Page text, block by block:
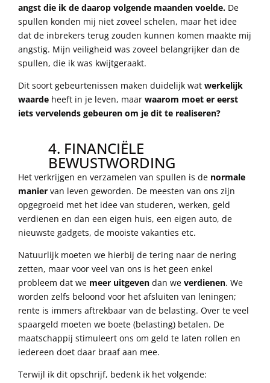
angst die ik de daarop volgende maanden voelde. De
spullen konden mij niet zoveel schelen, maar het idee
dat de inbrekers terug zouden kunnen komen maakte mij
angstig. Mijn veiligheid was zoveel belangrijker dan de
spullen, die ik was kwijtgeraakt.
Dit soort gebeurtenissen maken duidelijk wat werkelijk
waarde heeft in je leven, maar waarom moet er eerst
iets vervelends gebeuren om je dit te realiseren?
4. FINANCIËLE
BEWUSTWORDING
Het verkrijgen en verzamelen van spullen is de normale
manier van leven geworden. De meesten van ons zijn
opgegroeid met het idee van studeren, werken, geld
verdienen en dan een eigen huis, een eigen auto, de
nieuwste gadgets, de mooiste vakanties etc.
Natuurlijk moeten we hierbij de tering naar de nering
zetten, maar voor veel van ons is het geen enkel
probleem dat we meer uitgeven dan we verdienen. We
worden zelfs beloond voor het afsluiten van leningen;
rente is immers aftrekbaar van de belasting. Over te veel
spaargeld moeten we boete (belasting) betalen. De
maatschappij stimuleert ons om geld te laten rollen en
iedereen doet daar braaf aan mee.
Terwijl ik dit opschrijf, bedenk ik het volgende: